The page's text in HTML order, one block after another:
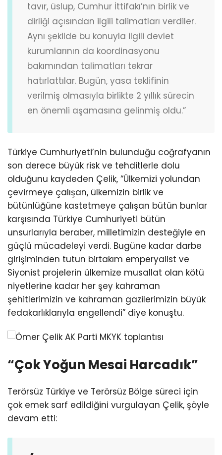
tavır, üslup, Cumhur İttifakı’nın birlik ve
dirliği açısından ilgili talimatları verdiler.
Aynı şekilde bu konuyla ilgili devlet
kurumlarının da koordinasyonu
bakımından talimatları tekrar
hatırlattılar. Bugün, yasa teklifinin
verilmiş olmasıyla birlikte 2 yıllık sürecin
en önemli aşamasına gelinmiş oldu.”
Türkiye Cumhuriyeti’nin bulunduğu coğrafyanın
son derece büyük risk ve tehditlerle dolu
olduğunu kaydeden Çelik, “Ülkemizi yolundan
çevirmeye çalışan, ülkemizin birlik ve
bütünlüğüne kastetmeye çalışan bütün bunlar
karşısında Türkiye Cumhuriyeti bütün
unsurlarıyla beraber, milletimizin desteğiyle en
güçlü mücadeleyi verdi. Bugüne kadar darbe
girişiminden tutun birtakım emperyalist ve
Siyonist projelerin ülkemize musallat olan kötü
niyetlerine kadar her şey kahraman
şehitlerimizin ve kahraman gazilerimizin büyük
fedakarlıklarıyla engellendi” diye konuştu.
“Çok Yoğun Mesai Harcadık”
Terörsüz Türkiye ve Terörsüz Bölge süreci için
çok emek sarf edildiğini vurgulayan Çelik, şöyle
devam etti: